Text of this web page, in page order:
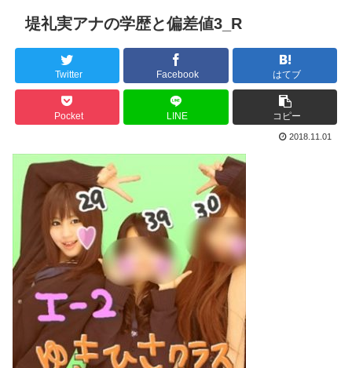
堤礼実アナの学歴と偏差値3_R
Twitter Facebook はてブ
Pocket LINE コピー
2018.11.01